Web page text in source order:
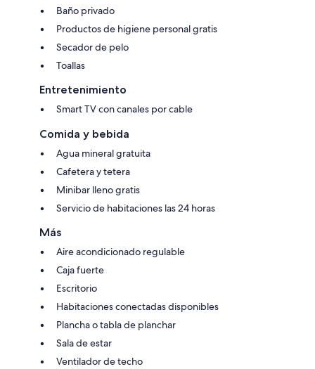
Baño privado
Productos de higiene personal gratis
Secador de pelo
Toallas
Entretenimiento
Smart TV con canales por cable
Comida y bebida
Agua mineral gratuita
Cafetera y tetera
Minibar lleno gratis
Servicio de habitaciones las 24 horas
Más
Aire acondicionado regulable
Caja fuerte
Escritorio
Habitaciones conectadas disponibles
Plancha o tabla de planchar
Sala de estar
Ventilador de techo